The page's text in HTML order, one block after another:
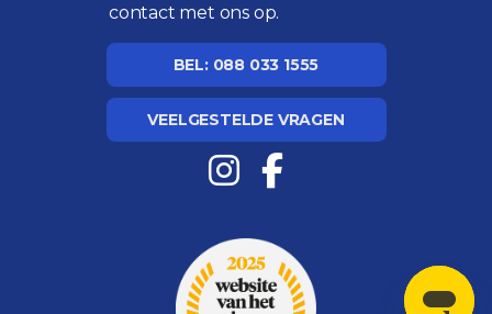
contact met ons op.
BEL: 088 033 1555
VEELGESTELDE VRAGEN